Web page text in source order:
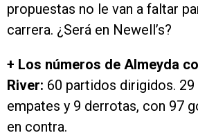
propuestas no le van a faltar
carrera. ¿Será en Newell’s?
+ Los números de Almeyda
River: 60 partidos dirigidos.
empates y 9 derrotas, con 97
en contra.